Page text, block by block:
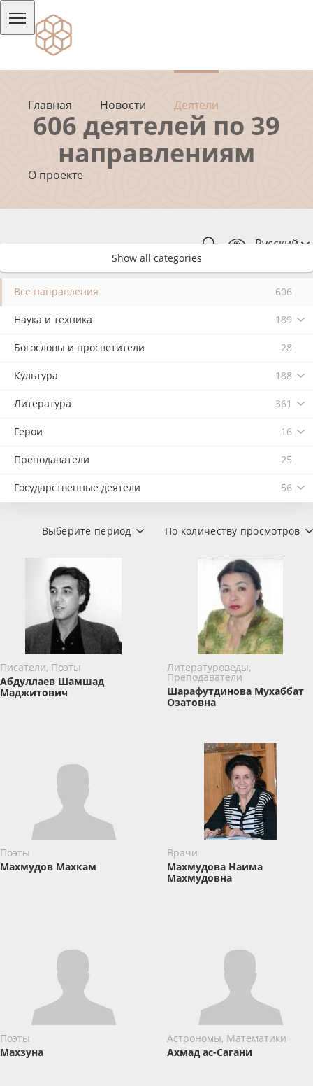
Главная Новости Деятели
О проекте
Русский
606 деятелей по 39
направлениям
Show all categories
Все направления 606
Наука и техника 189
Богословы и просветители 28
Культура 188
Литература 361
Герои 16
Преподаватели 25
Государственные деятели 56
По количеству просмотров
Выберите период
Писатели, Поэты
Абдуллаев Шамшад
Маджитович
Литературоведы,
Преподаватели
Шарафутдинова Мухаббат
Озатовна
Поэты
Махмудов Махкам
Врачи
Махмудова Наима
Махмудовна
Поэты
Махзуна
Астрономы, Математики
Ахмад ас-Сагани